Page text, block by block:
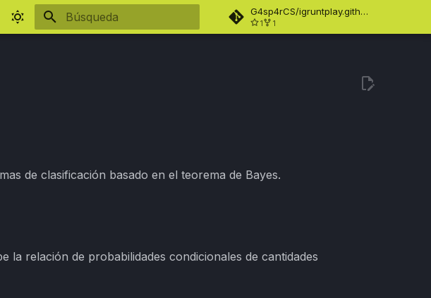
G4sp4rCS/igruntplay.github.io
1 1
de clasificación basado en el teorema de Bayes.
la relación de probabilidades condicionales de cantidades